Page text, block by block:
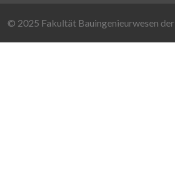
© 2025 Fakultät Bauingenieurwesen